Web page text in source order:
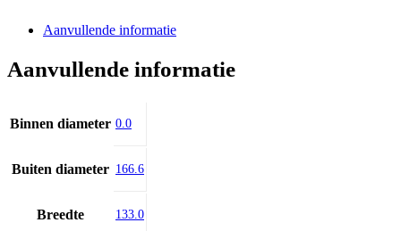
Aanvullende informatie
Aanvullende informatie
Binnen diameter 0.0
Buiten diameter 166.6
Breedte 133.0